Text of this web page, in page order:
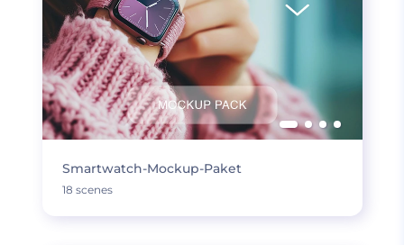
Smartwatch-Mockup-Paket
18 scenes